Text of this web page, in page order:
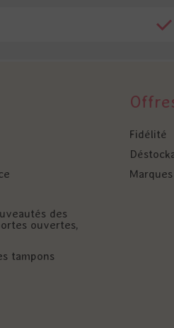
des
ouvertes,
tampons
Fidélité
Marques